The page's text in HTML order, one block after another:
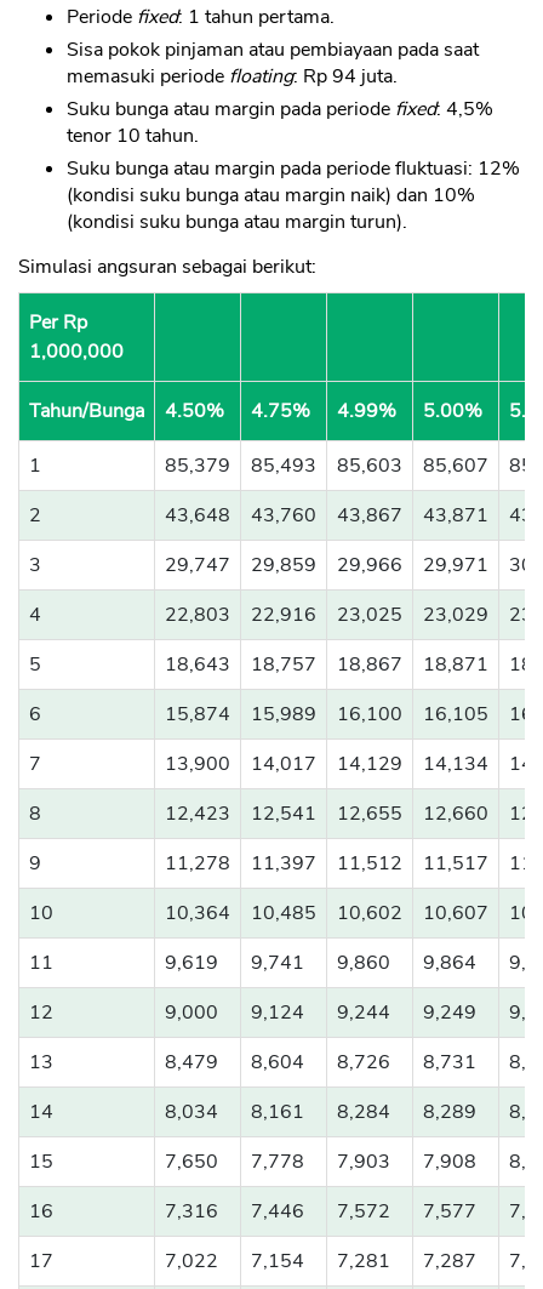
Periode fixed: 1 tahun pertama.
Sisa pokok pinjaman atau pembiayaan pada saat
memasuki periode floating: Rp 94 juta.
Suku bunga atau margin pada periode fixed: 4,5%
tenor 10 tahun.
Suku bunga atau margin pada periode fluktuasi: 12%
(kondisi suku bunga atau margin naik) dan 10%
(kondisi suku bunga atau margin turun).
Simulasi angsuran sebagai berikut:
Per Rp
1,000,000
Tahun/Bunga 4.50% 4.75% 4.99% 5.00%
1 85,379 85,493 85,603 85,607
2
43,648 43,760 43,867 43,871
3
29,747 29,859 29,966 29,971
4
22,803 22,916 23,025 23,029
5
18,643 18,757 18,867 18,871
6
15,874 15,989 16,100 16,105
7
13,900 14,017 14,129 14,134
8
12,423 12,541 12,655 12,660
9
11,278 11,397 11,512 11,517
10
10,364 10,485 10,602 10,607
11
9,619 9,741 9,860 9,864
12
9,000 9,124 9,244 9,249
13
8,479 8,604 8,726 8,731
14
8,034 8,161 8,284 8,289
15
7,650 7,778 7,903 7,908
16
7,316 7,446 7,572 7,577
17
7,022 7,154 7,281 7,287